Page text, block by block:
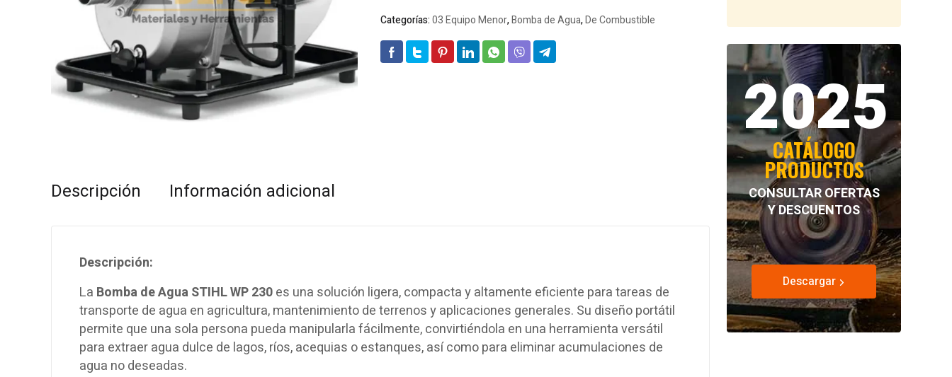
Categorías:03 Equipo Menor,Bomba de Agua,De Combustible
Descripción Información adicional
Descripción:
La Bomba de Agua STIHL WP 230es una solución ligera, compacta y altamente eficiente para tareas de
transporte de agua en agricultura, mantenimiento de terrenos y aplicaciones generales. Su diseño portátil
permite que una sola persona pueda manipularla fácilmente, convirtiéndola en una herramienta versátil
para extraer agua dulce de lagos, ríos, acequias o estanques, así como para eliminar acumulaciones de
agua no deseadas.
2025
CATÁLOGO
PRODUCTOS
CONSULTAR OFERTAS
Y DESCUENTOS
Descargar